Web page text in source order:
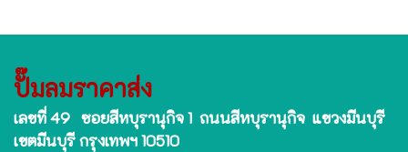
ปั๊มลมราคาส่ง
เลขที่ 49 ซอยสีหบุรานุกิจ 1 ถนนสีหบุรานุกิจ แขวงมีนบุรี
เขตมีนบุรี กรุงเทพฯ 10510